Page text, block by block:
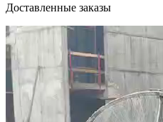
Доставленные заказы